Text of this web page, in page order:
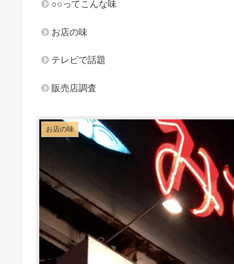
○○ってこんな味
お店の味
テレビで話題
販売店調査
お店の味